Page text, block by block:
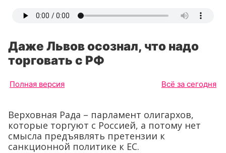
Даже Львов осознал, что надо
торговать с РФ
Полная версия Всё за сегодня
Верховная Рада – парламент олигархов,
которые торгуют с Россией, а потому нет
смысла предъявлять претензии к
санкционной политике к ЕС.